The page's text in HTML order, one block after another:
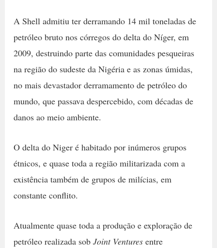
A Shell admitiu ter derramando 14 mil toneladas de
petróleo bruto nos córregos do delta do Níger, em
2009, destruindo parte das comunidades pesqueiras
na região do sudeste da Nigéria e as zonas úmidas,
no mais devastador derramamento de petróleo do
mundo, que passava despercebido, com décadas de
danos ao meio ambiente.
O delta do Niger é habitado por inúmeros grupos
étnicos, e quase toda a região militarizada com a
existência também de grupos de milícias, em
constante conflito.
Atualmente quase toda a produção e exploração de
petróleo realizada sob Joint Ventures entre